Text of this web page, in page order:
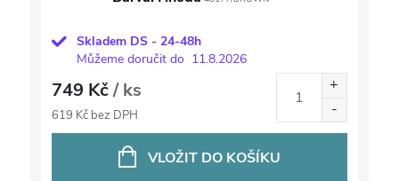
Skladem DS - 24-48h
Můžeme doručit do 11.8.2026
749 Kč/ ks
619 Kč bez DPH
VLOŽIT DO KOŠÍKU